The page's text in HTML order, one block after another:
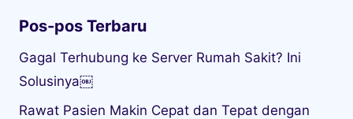
Pos-pos Terbaru
Gagal Terhubung ke Server Rumah Sakit? Ini
Solusinya￼
Rawat Pasien Makin Cepat dan Tepat dengan